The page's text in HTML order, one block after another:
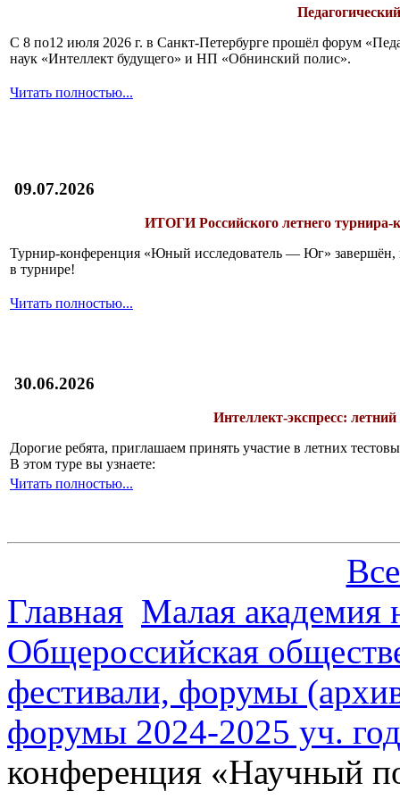
С 8 по12 июля 2026 г. в Санкт-Петербурге прошёл форум
наук «Интеллект будущего» и НП «Обнинский полис».
Читать полностью...
09.07.2026
ИТОГИРоссийского летнего
Турнир-конференция «Юный исследователь — Юг» завершён,
в турнире!
Читать полностью...
30.06.2026
Интеллект-экспресс: летний
Дорогие ребята, приглашаем принять участие в летних
В этом туре вы узнаете:
Читать полностью...
Главная Малая академия
Общероссийская
фестивали, форумы
форумы 2024-2025 уч.
конференция «Научный